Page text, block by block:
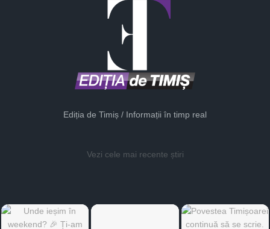
Ediția de Timiș / Informații în timp real
Vezi cele mai recente știri